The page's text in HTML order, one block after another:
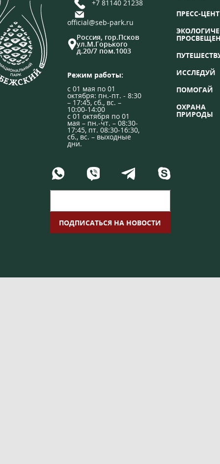
+7 81140 21238
official@seb-park.ru
Россия, гор.Псков
ул.М.Горького
д.20/7 пом.1003
Режим работы:
с 01 мая по 01
октября: пн.-пт. - 8:30
– 17:45, сб., вс. –
10:00-14:00
с 01 октября по 01
мая – пн.-чт. – 08:30-
17:45, пт. 08:30-16:30,
сб., вс. – выходные
дни.
ПРЕСС-
ИССЛЕДУЙ
ПОМОГАЙ
ОХРАНА
ПРИРОДЫ